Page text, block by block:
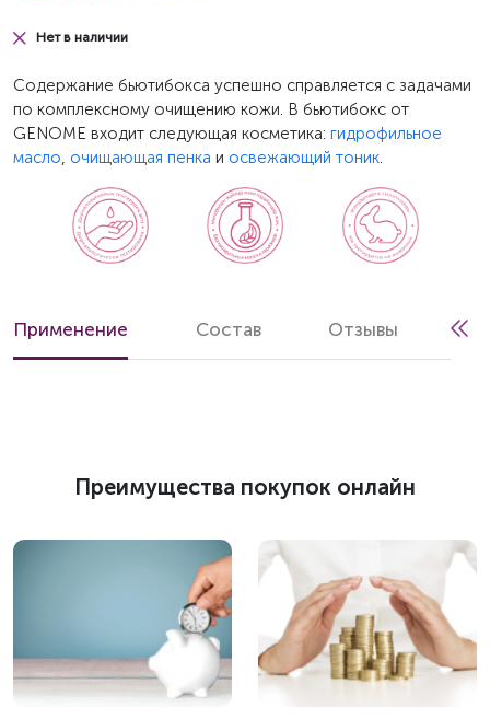
Нет в наличии
Содержание бьютибокса успешно справляется с задачами
по комплексному очищению кожи. В бьютибокс от
GENOME входит следующая косметика: гидрофильное
масло, очищающая пенка и освежающий тоник.
Применение Состав Отзывы
Преимущества покупок онлайн